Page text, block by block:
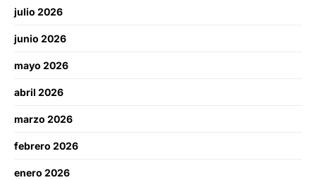
julio 2026
junio 2026
mayo 2026
abril 2026
marzo 2026
febrero 2026
enero 2026